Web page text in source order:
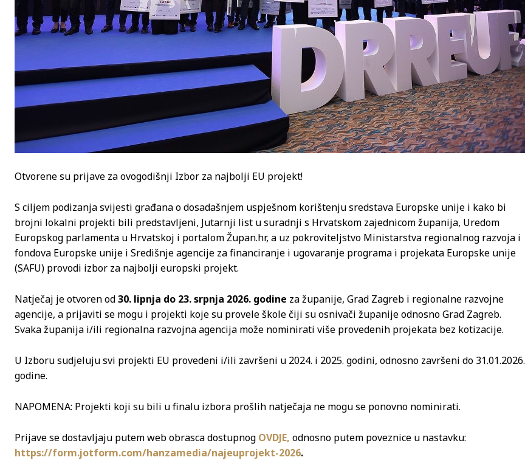
Otvorene su prijave za ovogodišnji Izbor za najbolji EU projekt!
S ciljem podizanja svijesti građana o dosadašnjem uspješnom korištenju sredstava Europske unije i kako bi
brojni lokalni projekti bili predstavljeni, Jutarnji list u suradnji s Hrvatskom zajednicom županija, Uredom
Europskog parlamenta u Hrvatskoj i portalom Župan.hr, a uz pokroviteljstvo Ministarstva regionalnog razvoja i
fondova Europske unije i Središnje agencije za financiranje i ugovaranje programa i projekata Europske unije
(SAFU) provodi izbor za najbolji europski projekt.
Natječaj je otvoren od30. lipnja do 23. srpnja 2026. godine za županije, Grad Zagreb i regionalne razvojne
agencije, a prijaviti se mogu i projekti koje su provele škole čiji su osnivači županije odnosno Grad Zagreb.
Svaka županija i/ili regionalna razvojna agencija može nominirati više provedenih projekata bez kotizacije.
U Izboru sudjeluju svi projekti EU provedeni i/ili završeni u 2024. i 2025. godini, odnosno završeni do 31.01.2026.
godine.
NAPOMENA: Projekti koji su bili u finalu izbora prošlih natječaja ne mogu se ponovno nominirati.
Prijave se dostavljaju putem web obrasca dostupnog OVDJE, odnosno putem poveznice u nastavku:
https://form.jotform.com/hanzamedia/najeuprojekt-2026.